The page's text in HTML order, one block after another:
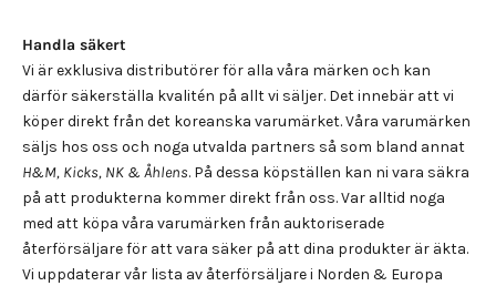
Handla säkert
Vi är exklusiva distributörer för alla våra märken och kan
därför säkerställa kvalitén på allt vi säljer. Det innebär att vi
köper direkt från det koreanska varumärket. Våra varumärken
säljs hos oss och noga utvalda partners så som bland annat
H&M, Kicks, NK & Åhlens. På dessa köpställen kan ni vara säkra
på att produkterna kommer direkt från oss. Var alltid noga
med att köpa våra varumärken från auktoriserade
återförsäljare för att vara säker på att dina produkter är äkta.
Vi uppdaterar vår lista av återförsäljare i Norden & Europa